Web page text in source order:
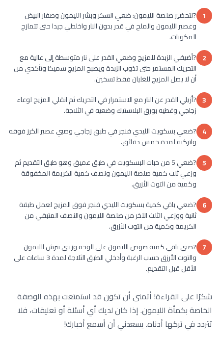
1 ?لتحضير صلصة الليمون: ضعي السكر وبشر الليمون وصفار البيض
وعصير الليمون والملح في قدر بدون النار واخلطي جيدا حتى تتمازج
المكونات.
2 ?أضيفي الزبدة للمزيج وضعي القدر على نار متوسطة إلى عالية مع
التحريك المستمر حتى تذوب الزبدة ويصبح المزيج سميكا وتأكدي من
أن لا يصل المزيج للغليان فقط تسخين.
3 ?أزيلي القدر عن النار مع الاستمرار في التحريك ثم انقلي المزيج لوعاء
زجاجي وغطيه بورق البلاستيك وضعيه في الثلاجة.
4 ?ضعي بسكويت الليدي فنجر في طبق زجاجي وصبي عصير الكرز فوقه
واتركيه لمدة خمس دقائق.
5
?ضعي 5 من حبات البسكويت في طبق عميق وهو طبق التقديم ثم
وزعي ثلث كمية صلصة الليمون ونصف كمية الكريمة المخفوقة
وكمية من التوت الأزرق.
6 ?ضعي باقي كمية بسكويت الليدي فنجر فوق المزيج لعمل طبقة
ثانية ووزعي الثلث الآخر من صلصة الليمون والنصف المتبقي من
الكريمة وكمية من التوت الأزرق.
7 ?صبي باقي كمية صوص الليمون على الوجه وزيني ببرش الليمون
والتوت الأرزق حسب الرغبة وأدخلي الطبق الثلاجة لمدة 3 ساعات على
الأقل قبل التقديم.
شكرًا على القراءة! أتمنى أن تكون قد استمتعت بهذه الوصفة
الخاصة بكمأة الليمون. إذا كان لديك أي أسئلة أو تعليقات، فلا
تتردد في تركها أدناه. يسعدني أن أسمع أخبارك!